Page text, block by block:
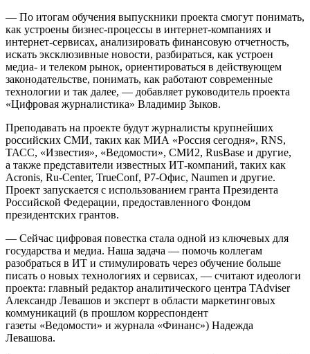
— По итогам обучения выпускники проекта смогут понимать,
как устроены бизнес-процессы в интернет-компаниях и
интернет-сервисах, анализировать финансовую отчетность,
искать эксклюзивные новости, разбираться, как устроен
медиа- и телеком рынок, ориентироваться в действующем
законодательстве, понимать, как работают современные
технологии и так далее, — добавляет руководитель проекта
«Цифровая журналистика» Владимир Зыков.
Преподавать на проекте будут журналисты крупнейших
российских СМИ, таких как МИА «Россия сегодня», RNS,
ТАСС, «Известия», «Ведомости», СМИ2, RusBase и другие,
а также представители известных ИТ-компаний, таких как
Acronis, Ru-Center, TrueConf, Р7-Офис, Naumen и другие.
Проект запускается с использованием гранта Президента
Российской Федерации, предоставленного Фондом
президентских грантов.
— Сейчас цифровая повестка стала одной из ключевых для
государства и медиа. Наша задача — помочь коллегам
разобраться в ИТ и стимулировать через обучение больше
писать о новых технологиях и сервисах, — считают идеологи
проекта: главный редактор аналитического центра TAdviser
Александр Левашов и эксперт в области маркетинговых
коммуникаций (в прошлом корреспондент
газеты «Ведомости» и журнала «Финанс») Надежда
Левашова.